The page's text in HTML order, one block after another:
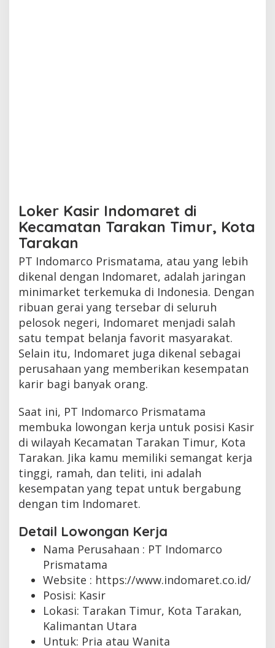
Loker Kasir Indomaret di
Kecamatan Tarakan Timur, Kota
Tarakan
PT Indomarco Prismatama, atau yang lebih
dikenal dengan Indomaret, adalah jaringan
minimarket terkemuka di Indonesia. Dengan
ribuan gerai yang tersebar di seluruh
pelosok negeri, Indomaret menjadi salah
satu tempat belanja favorit masyarakat.
Selain itu, Indomaret juga dikenal sebagai
perusahaan yang memberikan kesempatan
karir bagi banyak orang.
Saat ini, PT Indomarco Prismatama
membuka lowongan kerja untuk posisi Kasir
di wilayah Kecamatan Tarakan Timur, Kota
Tarakan. Jika kamu memiliki semangat kerja
tinggi, ramah, dan teliti, ini adalah
kesempatan yang tepat untuk bergabung
dengan tim Indomaret.
Detail Lowongan Kerja
Nama Perusahaan : PT Indomarco
Prismatama
Website : https://www.indomaret.co.id/
Posisi: Kasir
Lokasi: Tarakan Timur, Kota Tarakan,
Kalimantan Utara
Untuk: Pria atau Wanita